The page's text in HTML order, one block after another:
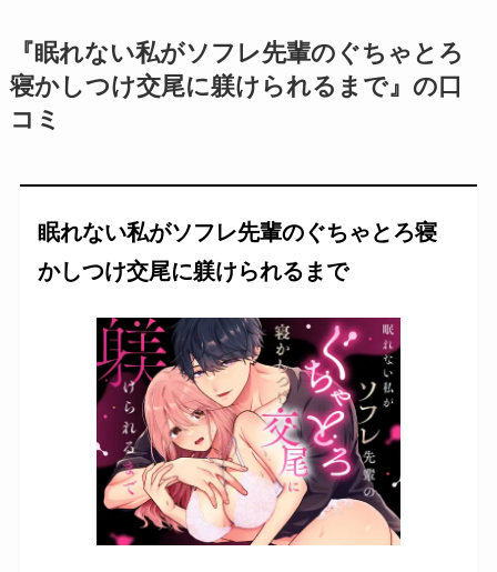
『眠れない私がソフレ先輩のぐちゃとろ
寝かしつけ交尾に躾けられるまで』の口
コミ
眠れない私がソフレ先輩のぐちゃとろ寝
かしつけ交尾に躾けられるまで